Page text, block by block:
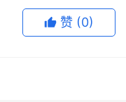
赞 (0)